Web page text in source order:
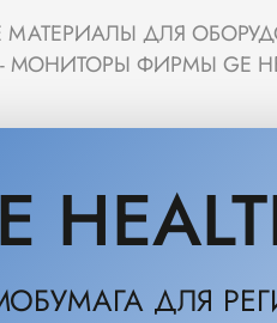
ДЛЯ
ФИРМЫ GE
ДЛЯ